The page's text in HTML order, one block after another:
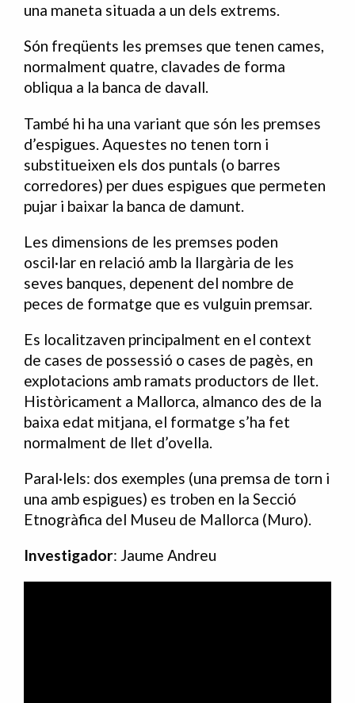
una maneta situada a un dels extrems.
Són freqüents les premses que tenen cames,
normalment quatre, clavades de forma
obliqua a la banca de davall.
També hi ha una variant que són les premses
d’espigues. Aquestes no tenen torn i
substitueixen els dos puntals (o barres
corredores) per dues espigues que permeten
pujar i baixar la banca de damunt.
Les dimensions de les premses poden
oscil·lar en relació amb la llargària de les
seves banques, depenent del nombre de
peces de formatge que es vulguin premsar.
Es localitzaven principalment en el context
de cases de possessió o cases de pagès, en
explotacions amb ramats productors de llet.
Històricament a Mallorca, almanco des de la
baixa edat mitjana, el formatge s’ha fet
normalment de llet d’ovella.
Paral·lels: dos exemples (una premsa de torn i
una amb espigues) es troben en la Secció
Etnogràfica del Museu de Mallorca (Muro).
Investigador: Jaume Andreu